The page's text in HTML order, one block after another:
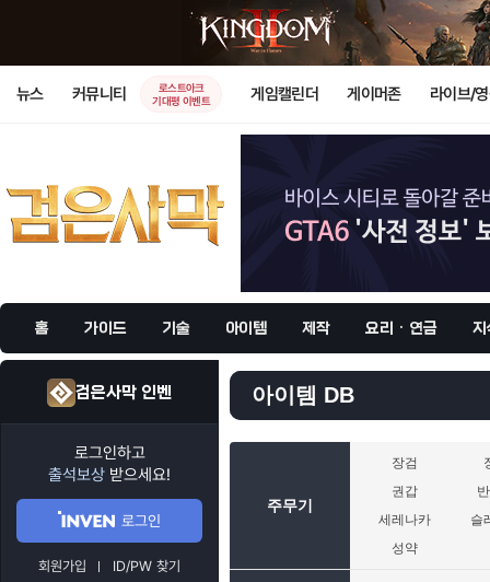
뉴스 커뮤니티
로스트아크
기대평 이벤트
게임캘린더 게이머존 라이브/
홈 가이드 기술 아이템 제작 요리 · 연금 지
검은사막 인벤
로그인하고
출석보상 받으세요!
로그인
회원가입 ID/PW 찾기
아이템 DB
주무기
장검
권갑
세레나카
슬
성약